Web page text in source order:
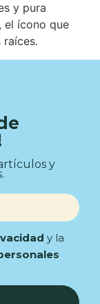
y pura
el ícono que
y
y la